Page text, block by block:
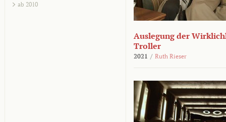
ab 2010
Auslegung der
Troller
2021 / Ruth Rieser